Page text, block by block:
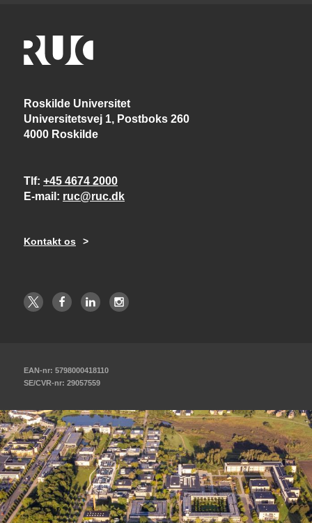
Roskilde Universitet
Universitetsvej 1, Postboks 260
4000 Roskilde
Tlf +45 4674 2000
E-mail
ruc@ruc.dk
Kontakt os
EAN-nr: 5798000418110
SE/CVR-nr: 29057559